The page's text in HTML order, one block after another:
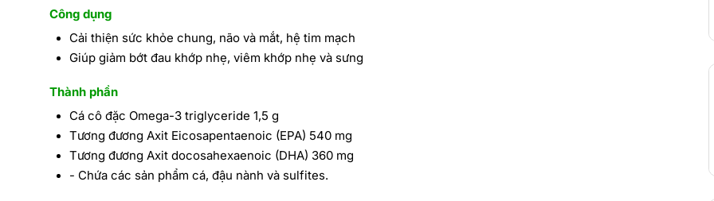
Công dụng
Cải thiện sức khỏe chung, não và mắt, hệ tim mạch
Giúp giảm bớt đau khớp nhẹ, viêm khớp nhẹ và sưng
Thành phần
Cá cô đặc Omega-3 triglyceride 1,5 g
Tương đương Axit Eicosapentaenoic (EPA) 540 mg
Tương đương Axit docosahexaenoic (DHA) 360 mg
- Chứa các sản phẩm cá, đậu nành và sulfites.